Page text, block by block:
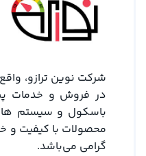
شرکت نوین ترازو،
در فروش و خدمات
باسکول و سیستم
محصولات با کیفیت و
گرامی می‌باشد.